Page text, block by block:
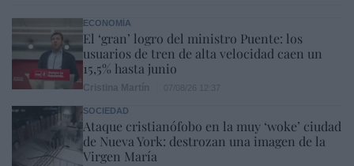
ECONOMÍA
El ‘gran’ logro del ministro Puente: los
usuarios de tren de alta velocidad caen un
15,5% hasta junio
SOCIEDAD
Ataque cristianófobo en la muy ‘woke’ ciudad
de Nueva York: destrozan una imagen de la
Virgen María